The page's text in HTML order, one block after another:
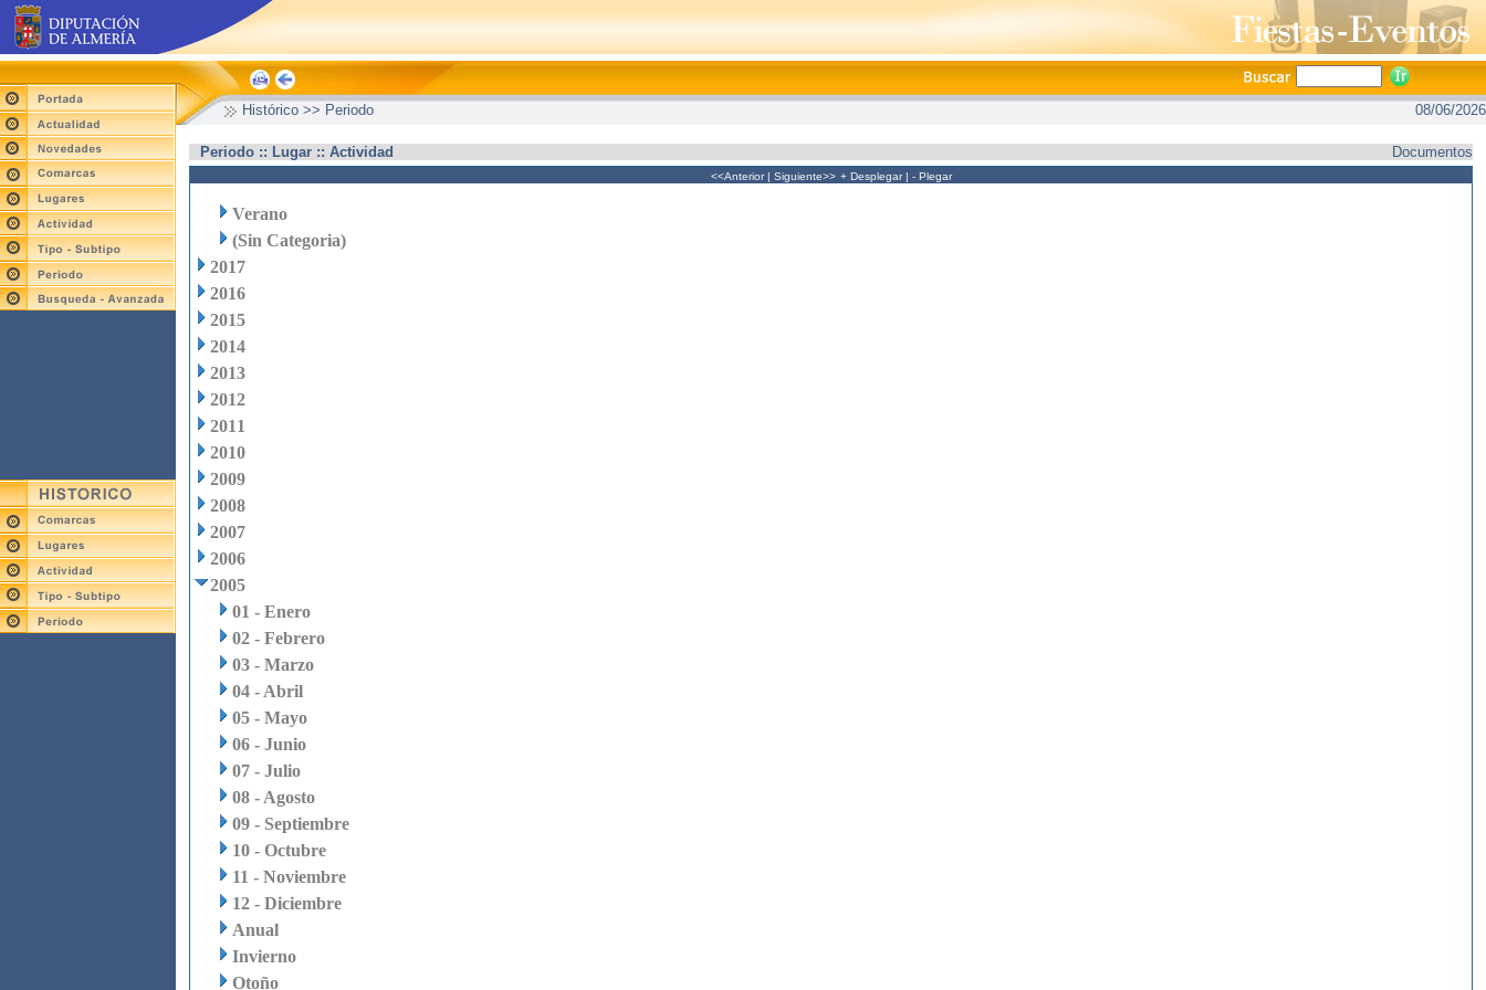
Histórico >> Periodo 08/06/2026
Periodo :: Lugar :: Actividad Documentos
<<Anterior| Siguiente>> + Desplegar| - Plegar
Verano
(Sin Categoria)
2017
2016
2015
2014
2013
2012
2011
2010
2009
2008
2007
2006
2005
01 - Enero
02 - Febrero
03 - Marzo
04 - Abril
05 - Mayo
06 - Junio
07 - Julio
08 - Agosto
09 - Septiembre
10 - Octubre
11 - Noviembre
12 - Diciembre
Anual
Invierno
Otoño